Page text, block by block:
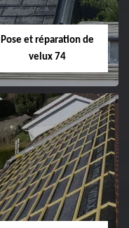
Pose et réparation de
velux 74